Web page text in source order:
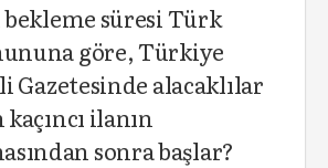
süresi Türk
göre, Türkiye
Gazetesinde alacaklılar
ilanın
sonra başlar?